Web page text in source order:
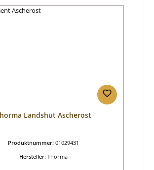
Landshut Ascherost
Produktnummer: 01029431
Hersteller: Thorma